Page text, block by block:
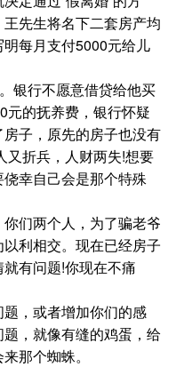
先生将名下二套房产均
每月支付5000元给儿
银行不愿意借贷给他买
元的抚养费，银行怀疑
子，原先的房子也没有
又折兵，人财两失!想要
幸自己会是那个特殊
们两个人，为了骗老爷
利相交。现在已经房子
有问题!你现在不痛
，或者增加你们的感
，就像有缝的鸡蛋，给
那个蜘蛛。